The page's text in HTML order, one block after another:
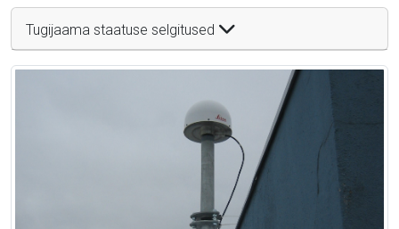
Tugijaama staatuse selgitused